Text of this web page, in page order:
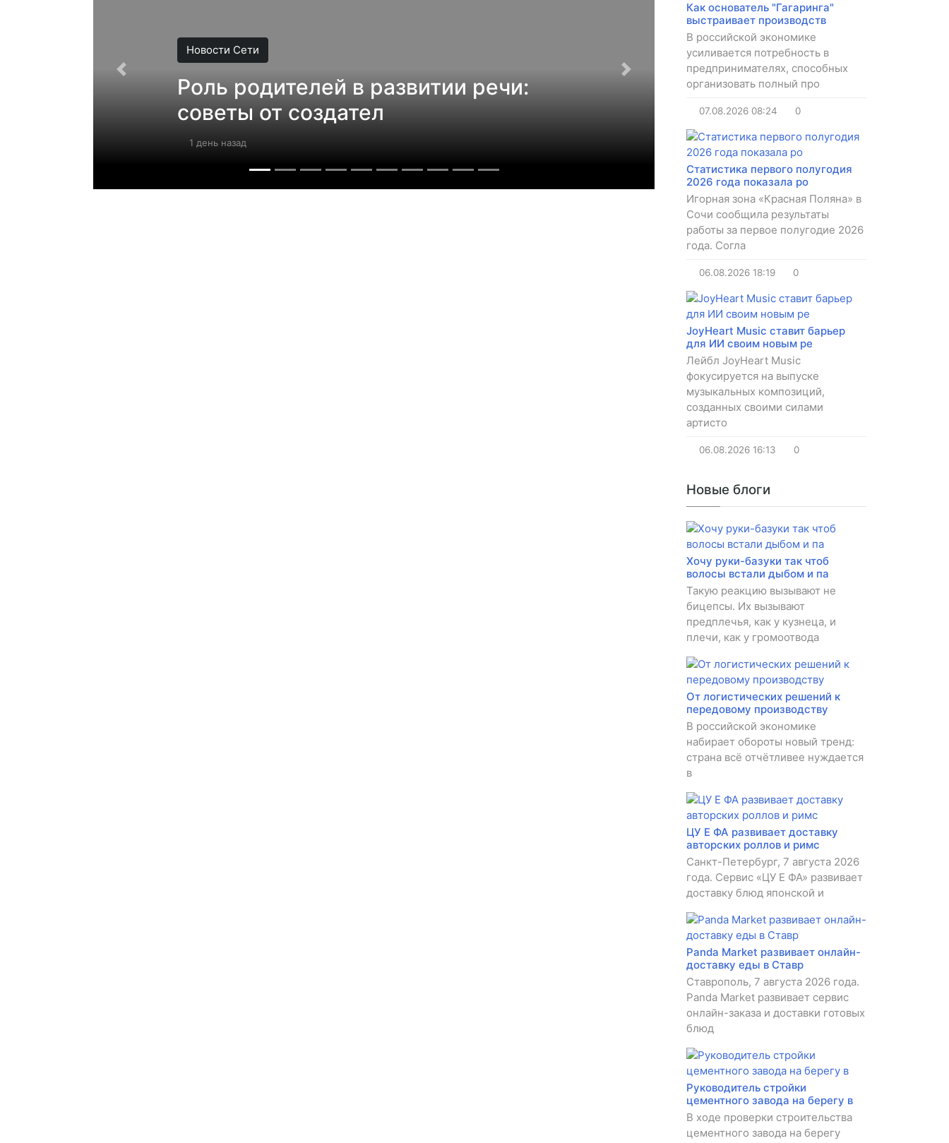
Новости Сети
Роль родителей в развитии речи:
советы от создател
1 день назад
Как основатель "Гагаринга"
выстраивает производств
В российской экономике
усиливается потребность в
предпринимателях, способных
организовать полный про
07.08.2026 08:24 0
Статистика первого полугодия
2026 года показала ро
Игорная зона «Красная Поляна» в
Сочи сообщила результаты
работы за первое полугодие 2026
года. Согла
06.08.2026 18:19 0
JoyHeart Music ставит барьер
для ИИ своим новым ре
Лейбл JoyHeart Music
фокусируется на выпуске
музыкальных композиций,
созданных своими силами
артисто
06.08.2026 16:13 0
Новые блоги
Хочу руки-базуки так чтоб
волосы встали дыбом и па
Такую реакцию вызывают не
бицепсы. Их вызывают
предплечья, как у кузнеца, и
плечи, как у громоотвода
От логистических решений к
передовому производству
В российской экономике
набирает обороты новый тренд:
страна всё отчётливее нуждается
в
ЦУ Е ФА развивает доставку
авторских роллов и римс
Санкт-Петербург, 7 августа 2026
года. Сервис «ЦУ Е ФА» развивает
доставку блюд японской и
Panda Market развивает онлайн-
доставку еды в Ставр
Ставрополь, 7 августа 2026 года.
Panda Market развивает сервис
онлайн-заказа и доставки готовых
блюд
Руководитель стройки
цементного завода на берегу в
В ходе проверки строительства
цементного завода на берегу